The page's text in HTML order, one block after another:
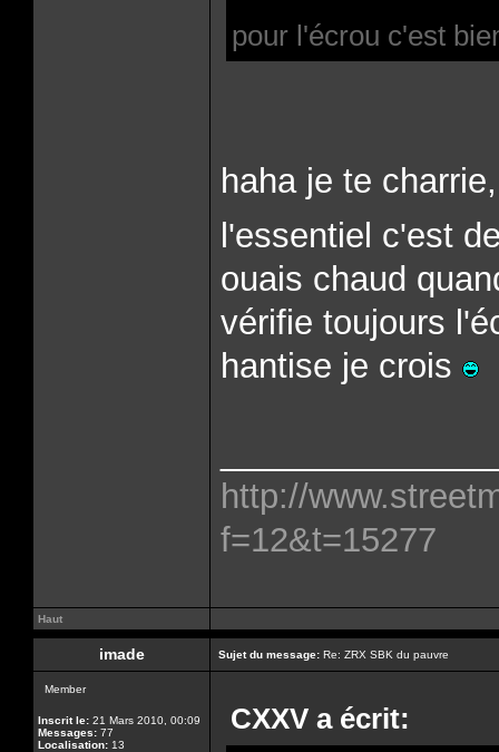
pour l'écrou c'est
haha je te
l'essentiel c'est
ouais chaud
vérifie toujours
hantise je crois
http://
f=12&t=15277
Haut
imade Sujet du message: Re: ZRX SBK du pauvre
Member
Inscrit le: 21 Mars 2010, 00:09
Messages: 77
Localisation: 13
CXXV a écrit: